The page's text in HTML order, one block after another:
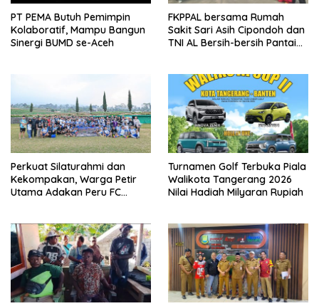
PT PEMA Butuh Pemimpin
Kolaboratif, Mampu Bangun
Sinergi BUMD se-Aceh
FKPPAL bersama Rumah
Sakit Sari Asih Cipondoh dan
TNI AL Bersih-bersih Pantai
Perkuat Silaturahmi dan
Kekompakan, Warga Petir
Utama Adakan Peru FC
Turnamen Golf Terbuka Piala
Walikota Tangerang 2026
Nilai Hadiah Milyaran Rupiah